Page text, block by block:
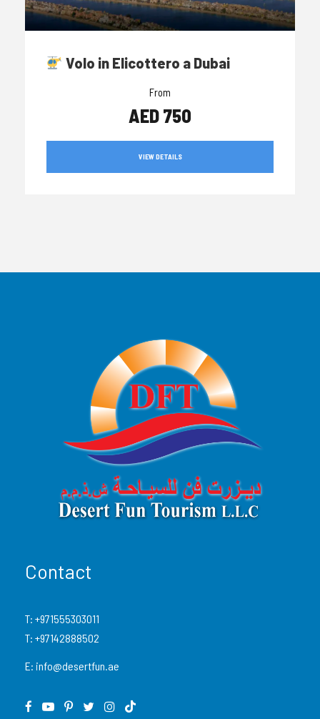
Volo in Elicottero a Dubai
From
AED 750
VIEW DETAILS
Contact
T: +971555303011
T: +97142888502
E: info@desertfun.ae